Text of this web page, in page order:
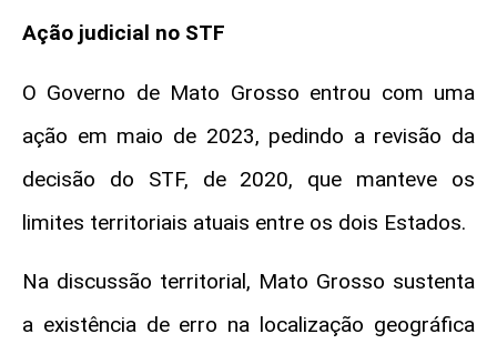
Ação judicial no STF
O Governo de Mato Grosso entrou com uma
ação em maio de 2023, pedindo a revisão da
decisão do STF, de 2020, que manteve os
limites territoriais atuais entre os dois Estados.
Na discussão territorial, Mato Grosso sustenta
a existência de erro na localização geográfica